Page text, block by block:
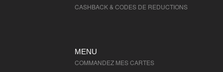
CASHBACK & CODES DE REDUCTIONS
MENU
COMMANDEZ MES CARTES